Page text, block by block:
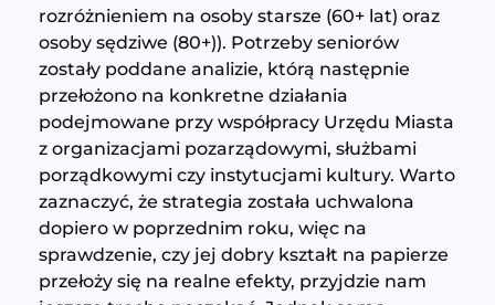
rozróżnieniem na osoby starsze (60+ lat) oraz
osoby sędziwe (80+)). Potrzeby seniorów
zostały poddane analizie, którą następnie
przełożono na konkretne działania
podejmowane przy współpracy Urzędu Miasta
z organizacjami pozarządowymi, służbami
porządkowymi czy instytucjami kultury. Warto
zaznaczyć, że strategia została uchwalona
dopiero w poprzednim roku, więc na
sprawdzenie, czy jej dobry kształt na papierze
przełoży się na realne efekty, przyjdzie nam